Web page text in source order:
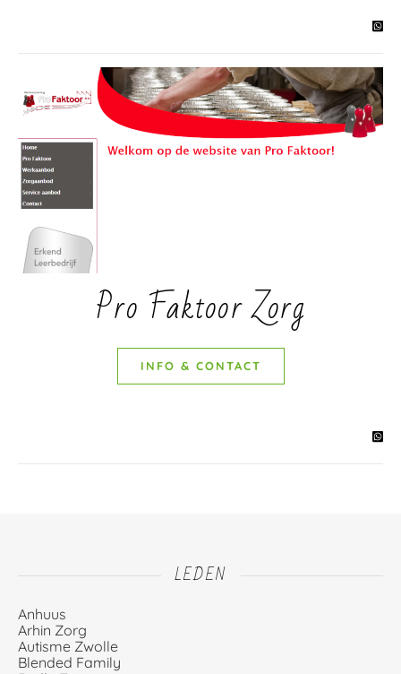
Pro Faktoor Zorg
INFO & CONTACT
LEDEN
Anhuus
Arhin Zorg
Autisme Zwolle
Blended Family